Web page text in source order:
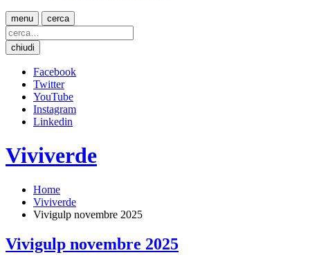
menu cerca
chiudi
Facebook
Twitter
YouTube
Instagram
Linkedin
Viviverde
Home
Viviverde
Vivigulp novembre 2025
Vivigulp novembre 2025